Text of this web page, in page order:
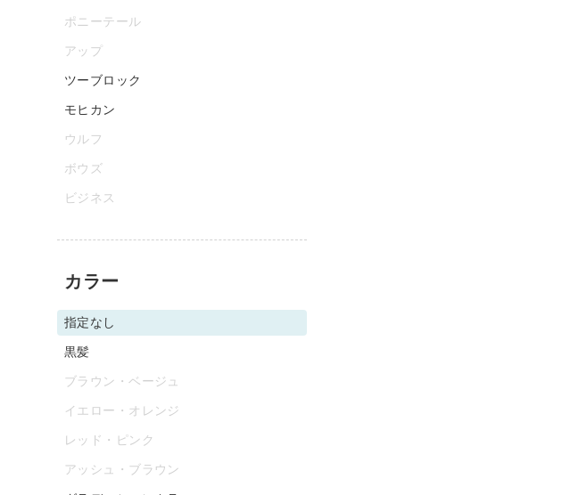
ポニーテール
アップ
ツーブロック
モヒカン
ウルフ
ボウズ
ビジネス
カラー
指定なし
黒髪
ブラウン・ベージュ
イエロー・オレンジ
レッド・ピンク
アッシュ・ブラウン